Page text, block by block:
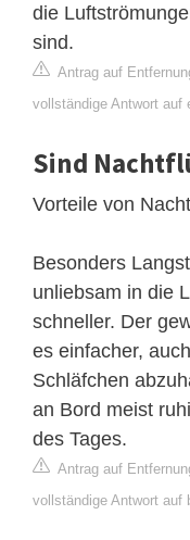
die
sind.
Antrag auf
vollständige Antwort auf
Sind
Vorteile von
Besonders
unliebsam in die
schneller. Der
es einfacher,
Schläfchen
an Bord meist
des Tages.
Antrag auf
vollständige Antwort auf